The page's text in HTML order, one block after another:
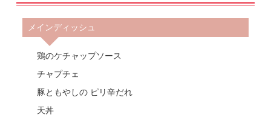
メインディッシュ
鶏のケチャップソース
チャプチェ
豚ともやしの ピリ辛だれ
天丼